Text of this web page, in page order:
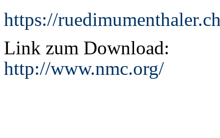
https://
Link zum Download:
http://www.nmc.org/